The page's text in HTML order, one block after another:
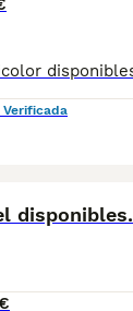
disponibles.